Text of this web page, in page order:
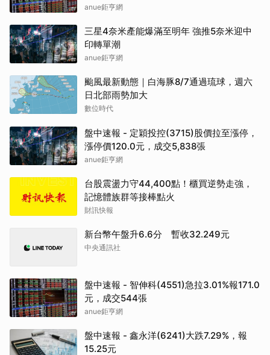
估目標價為88元
anue鉅亨網
三星4奈米產能爆滿至明年 強推5奈米迎中
印轉單潮
anue鉅亨網
颱風最新動態｜白海豚8/7通過琉球，週六
日北部雨勢加大
數位時代
盤中速報 - 定穎投控(3715)股價拉至漲停，
漲停價120.0元，成交5,838張
anue鉅亨網
台股震盪力守44,400點！櫃買逆勢走強，
記憶體族群等接棒點火
財訊快報
新台幣午盤升6.6分 暫收32.249元
中央通訊社
盤中速報 - 智伸科(4551)急拉3.01%報171.0
元，成交544張
anue鉅亨網
盤中速報 - 鑫永洋(6241)大跌7.29%，報
15.25元